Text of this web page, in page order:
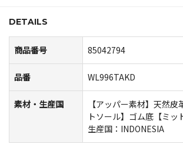
DETAILS
商品番号 85042794
品番 WL996TAKD
素材・生産国
【アッパー素材】天然
トソール】ゴム底【ミッ
生産国：INDONESIA